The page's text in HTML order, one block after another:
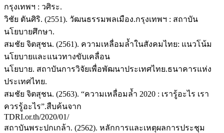
กรุงเทพฯ : วศิระ.
วิชัย ตันศิริ. (2551). วัฒนธรรมพลเมือง.กรุงเทพฯ : สถาบัน
นโยบายศึกษา.
สมชัย จิตสุชน. (2561). ความเหลื่อมล้ำในสังคมไทย: แนวโน้ม
นโยบายและแนวทางขับเคลื่อน
นโยบาย. สถาบันการวิจัยเพื่อพัฒนาประเทศไทย.ธนาคารแห่ง
ประเทศไทย.
สมชัย จิตสุชน. (2563). “ความเหลื่อมล้ำ 2020 : เรารู้อะไร เรา
ควรรู้อะไร”.สืบค้นจาก
TDRI.or.th/2020/01/
สถาบันพระปกเกล้า. (2562). หลักการและเหตุผลการประชุม